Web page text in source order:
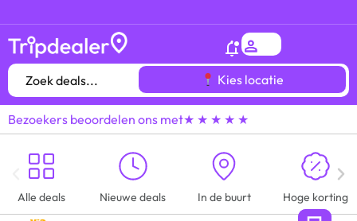
Hetgróótste voordeeluitjes overzichtvan heel
Kies locatie
Bezoekers beoordelen ons met★ ★ ★ ★ ★
Alle deals Nieuwe deals In de buurt Hoge korting